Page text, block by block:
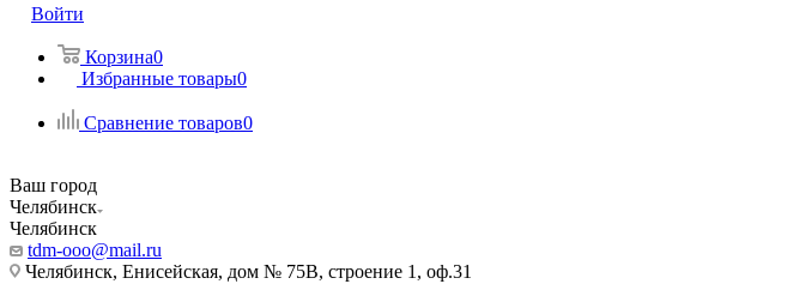
Войти
Корзина0
Избранные товары0
Сравнение товаров0
Ваш город
Челябинск
Челябинск
tdm-ooo@mail.ru
Челябинск, Енисейская, дом № 75В, строение 1, оф.31